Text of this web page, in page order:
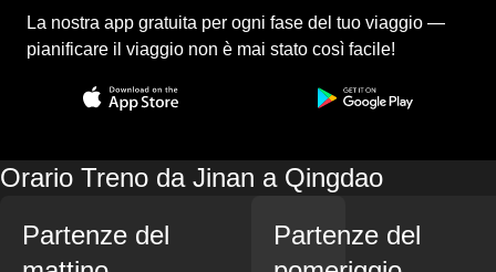
La nostra app gratuita per ogni fase del tuo viaggio —
pianificare il viaggio non è mai stato così facile!
Orario Treno da Jinan a Qingdao
Partenze del
Partenze del